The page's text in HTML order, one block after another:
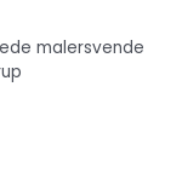
malersvende